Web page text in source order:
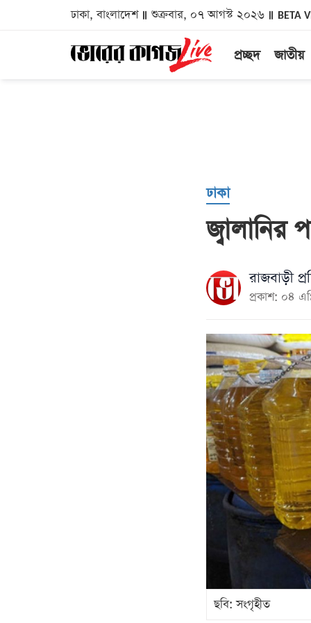
ঢাকা, বাংলাদেশ শুক্রবার, ০৭ আগস্ট ২০২৬ BETA
প্রচ্ছদ জাতীয়
ঢাকা
রাজবাড়ী
প্রকাশ: ০৪
ছবি: সংগৃহীত